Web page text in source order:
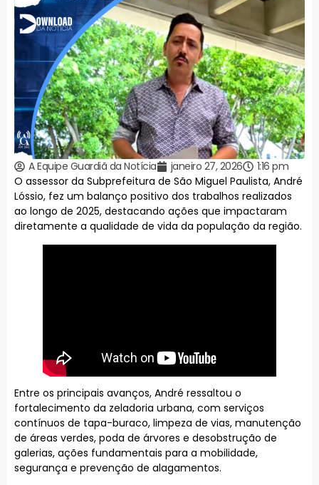
A Equipe Guardiã da Notícia janeiro 27, 2026
1:16 pm
O assessor da Subprefeitura de São Miguel Paulista, André
Lóssio, fez um balanço positivo dos trabalhos realizados
ao longo de 2025, destacando ações que impactaram
diretamente a qualidade de vida da população da região.
Entre os principais avanços, André ressaltou o
fortalecimento da zeladoria urbana, com serviços
contínuos de tapa-buraco, limpeza de vias, manutenção
de áreas verdes, poda de árvores e desobstrução de
galerias, ações fundamentais para a mobilidade,
segurança e prevenção de alagamentos.